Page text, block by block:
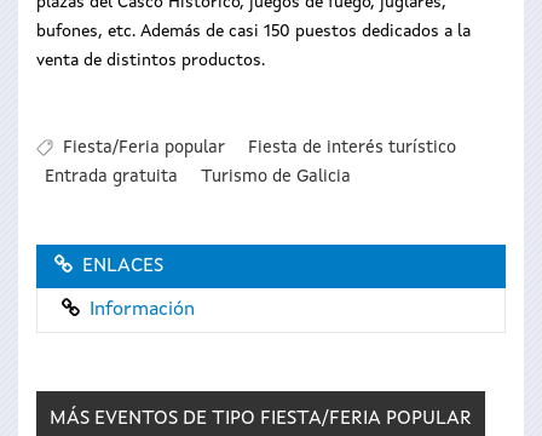
bufones, etc. Además de casi 150 puestos dedicados a la
venta de distintos productos.
Fiesta/Feria popular
Fiesta de interés turístico
Entrada gratuita
Turismo de Galicia
ENLACES
Información
MÁS EVENTOS DE TIPO FIESTA/FERIA POPULAR